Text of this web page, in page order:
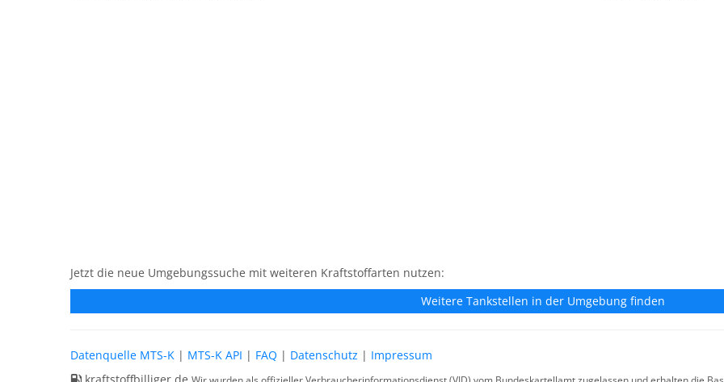
Jetzt die neue Umgebungssuche mit weiteren Kraftstoffarten nutzen:
Weitere Tankstellen in der Umgebung finden
Datenquelle MTS-K | MTS-K API | FAQ | Datenschutz | Impressum